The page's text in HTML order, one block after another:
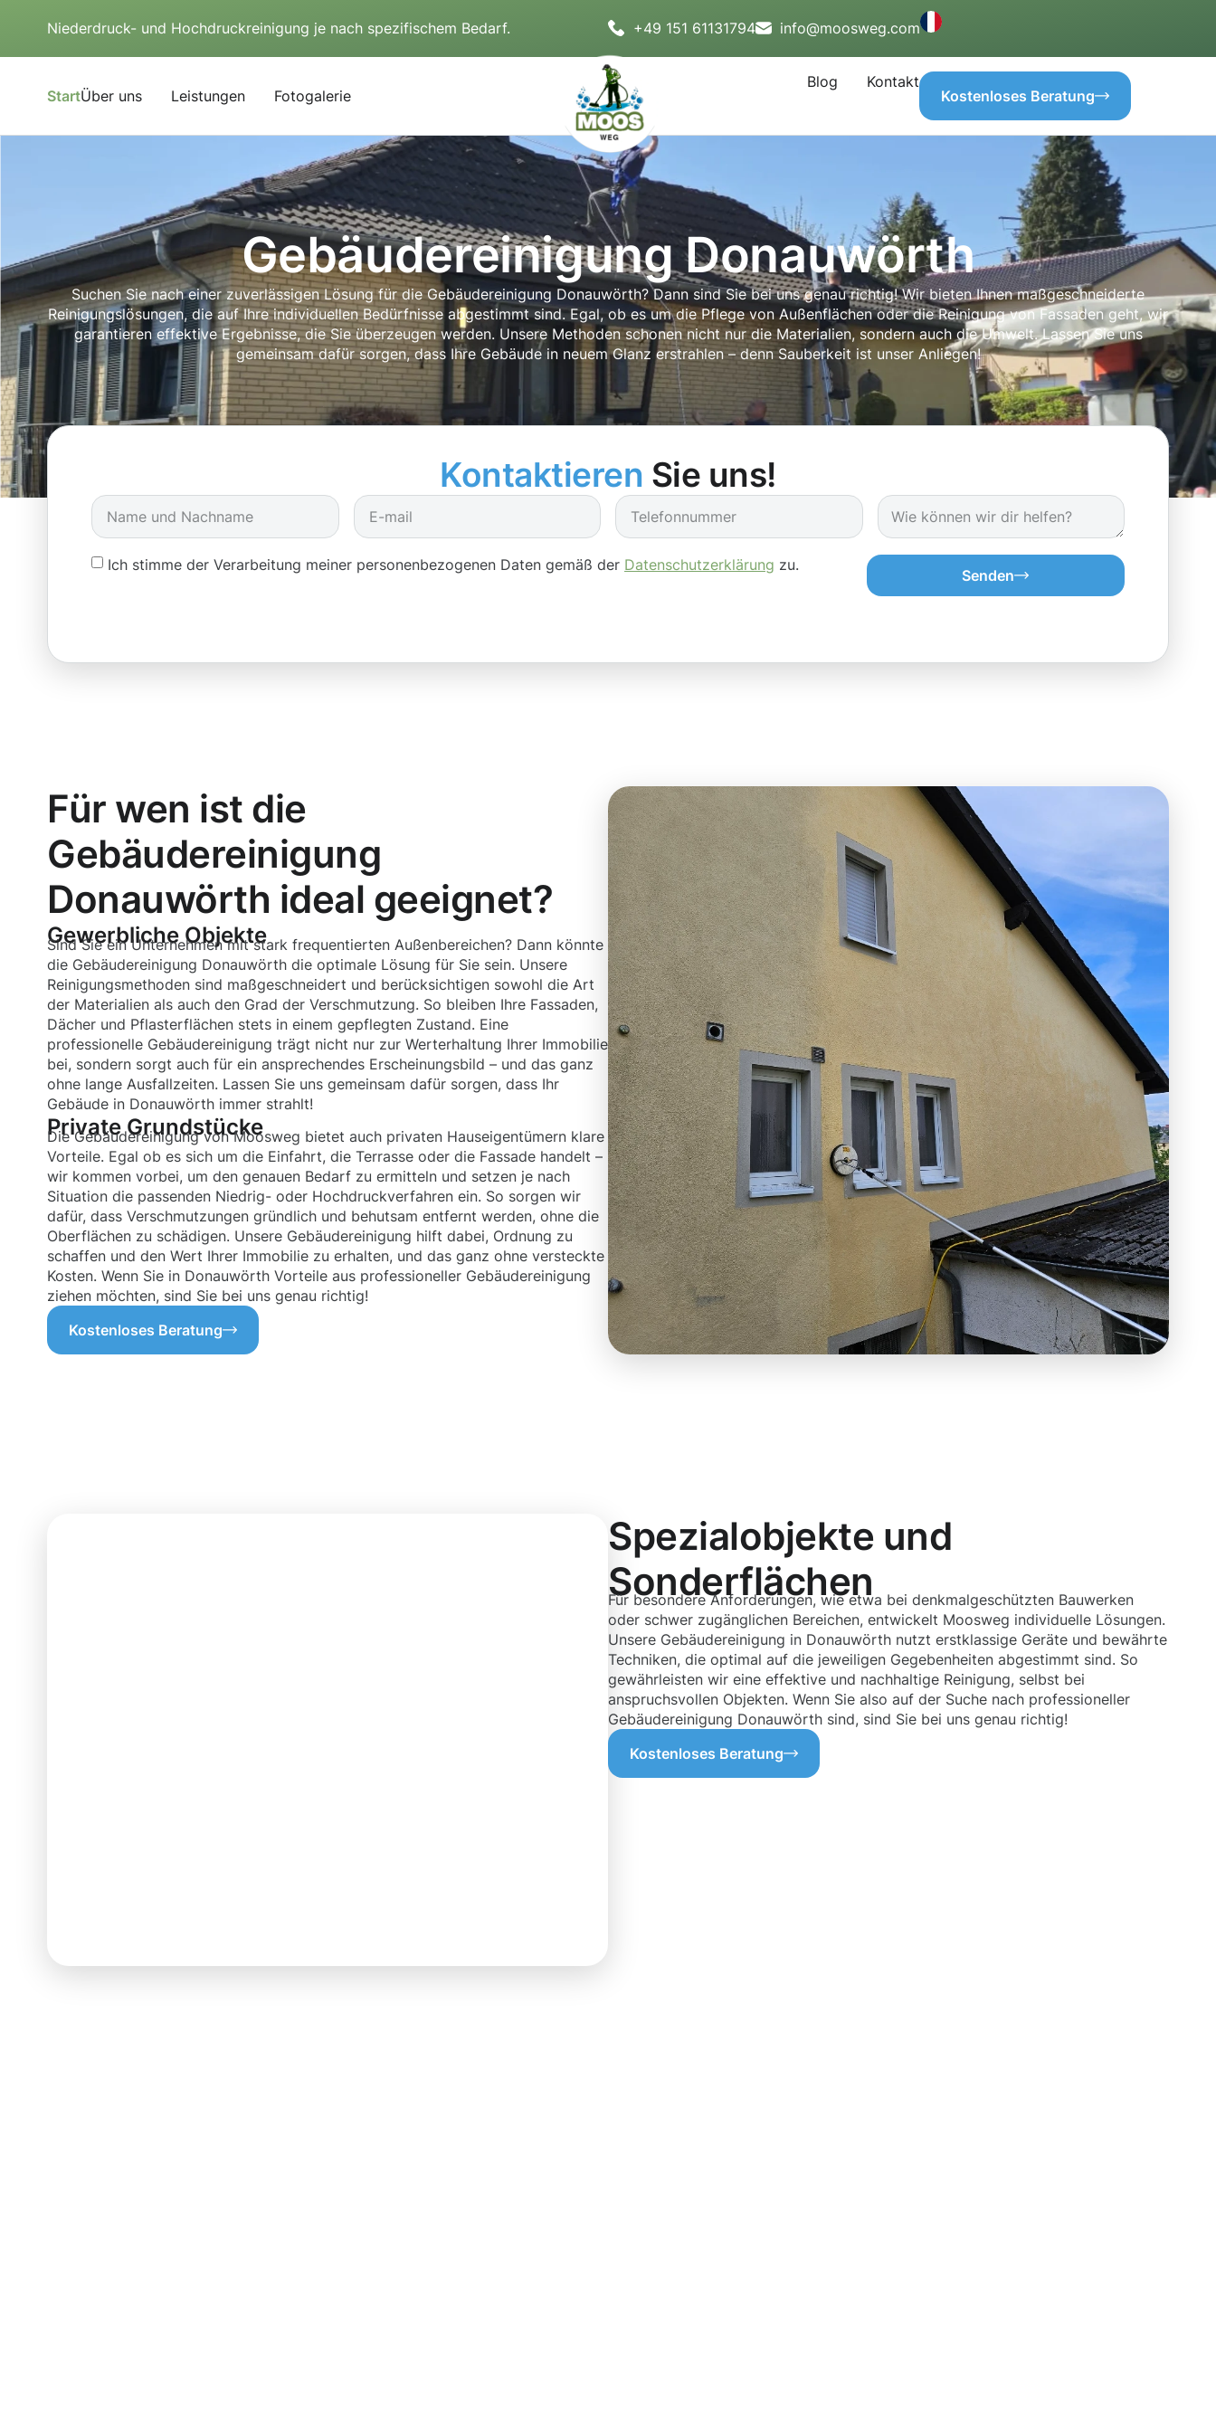
Niederdruck- und Hochdruckreinigung je nach spezifischem Bedarf. +49 151 61131794 info@moosweg.com
StartÜber uns Leistungen Fotogalerie
Blog
Kontakt
Kostenloses Beratung
Gebäudereinigung Donauwörth
Suchen Sie nach einer zuverlässigen Lösung für die Gebäudereinigung Donauwörth? Dann sind Sie bei uns genau richtig! Wir bieten Ihnen maßgeschneiderte
Reinigungslösungen, die auf Ihre individuellen Bedürfnisse abgestimmt sind. Egal, ob es um die Pflege von Außenflächen oder die Reinigung von Fassaden geht, wir
garantieren effektive Ergebnisse, die Sie überzeugen werden. Unsere Methoden schonen nicht nur die Materialien, sondern auch die Umwelt. Lassen Sie uns
gemeinsam dafür sorgen, dass Ihre Gebäude in neuem Glanz erstrahlen – denn Sauberkeit ist unser Anliegen!
Kontaktieren Sie uns!
Ich stimme der Verarbeitung meiner personenbezogenen Daten gemäß der Datenschutzerklärung zu.
Senden
Für wen ist die
Gebäudereinigung
Donauwörth ideal geeignet?
Gewerbliche Objekte
Sind Sie ein Unternehmen mit stark frequentierten Außenbereichen? Dann könnte
die Gebäudereinigung Donauwörth die optimale Lösung für Sie sein. Unsere
Reinigungsmethoden sind maßgeschneidert und berücksichtigen sowohl die Art
der Materialien als auch den Grad der Verschmutzung. So bleiben Ihre Fassaden,
Dächer und Pflasterflächen stets in einem gepflegten Zustand. Eine
professionelle Gebäudereinigung trägt nicht nur zur Werterhaltung Ihrer Immobilie
bei, sondern sorgt auch für ein ansprechendes Erscheinungsbild – und das ganz
ohne lange Ausfallzeiten. Lassen Sie uns gemeinsam dafür sorgen, dass Ihr
Gebäude in Donauwörth immer strahlt!
Private Grundstücke
Die Gebäudereinigung von Moosweg bietet auch privaten Hauseigentümern klare
Vorteile. Egal ob es sich um die Einfahrt, die Terrasse oder die Fassade handelt –
wir kommen vorbei, um den genauen Bedarf zu ermitteln und setzen je nach
Situation die passenden Niedrig- oder Hochdruckverfahren ein. So sorgen wir
dafür, dass Verschmutzungen gründlich und behutsam entfernt werden, ohne die
Oberflächen zu schädigen. Unsere Gebäudereinigung hilft dabei, Ordnung zu
schaffen und den Wert Ihrer Immobilie zu erhalten, und das ganz ohne versteckte
Kosten. Wenn Sie in Donauwörth Vorteile aus professioneller Gebäudereinigung
ziehen möchten, sind Sie bei uns genau richtig!
Kostenloses Beratung
Spezialobjekte und
Sonderflächen
Für besondere Anforderungen, wie etwa bei denkmalgeschützten Bauwerken
oder schwer zugänglichen Bereichen, entwickelt Moosweg individuelle Lösungen.
Unsere Gebäudereinigung in Donauwörth nutzt erstklassige Geräte und bewährte
Techniken, die optimal auf die jeweiligen Gegebenheiten abgestimmt sind. So
gewährleisten wir eine effektive und nachhaltige Reinigung, selbst bei
anspruchsvollen Objekten. Wenn Sie also auf der Suche nach professioneller
Gebäudereinigung Donauwörth sind, sind Sie bei uns genau richtig!
Kostenloses Beratung